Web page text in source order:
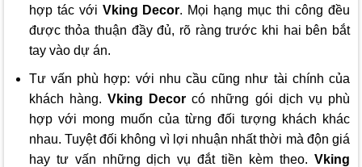
hợp tác với Vking Decor. Mọi hạng mục thi công đều
được thỏa thuận đầy đủ, rõ ràng trước khi hai bên bắt
tay vào dự án.
Tư vấn phù hợp: với nhu cầu cũng như tài chính của
khách hàng.Vking Decor có những gói dịch vụ phù
hợp với mong muốn của từng đối tượng khách khác
nhau. Tuyệt đối không vì lợi nhuận nhất thời mà độn giá
hay tư vấn những dịch vụ đắt tiền kèm theo. Vking